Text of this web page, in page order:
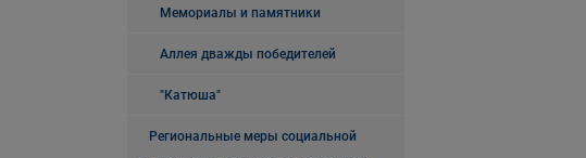
Мемориалы и памятники
Аллея дважды победителей
"Катюша"
Региональные меры социальной